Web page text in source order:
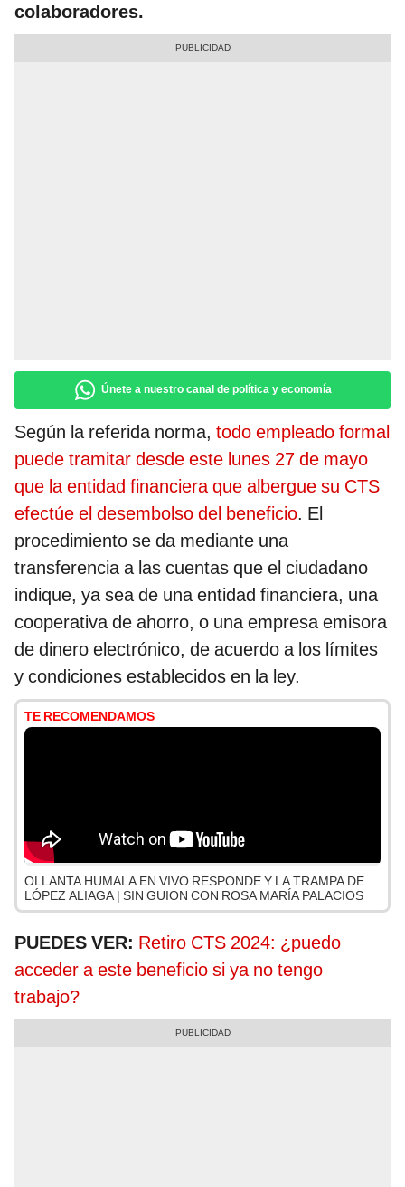
colaboradores.
Únete a nuestro canal de política y economía
Según la referida norma, todo empleado formal
puede tramitar desde este lunes 27 de mayo
que la entidad financiera que albergue su CTS
efectúe el desembolso del beneficio. El
procedimiento se da mediante una
transferencia a las cuentas que el ciudadano
indique, ya sea de una entidad financiera, una
cooperativa de ahorro, o una empresa emisora
de dinero electrónico, de acuerdo a los límites
y condiciones establecidos en la ley.
TE RECOMENDAMOS
OLLANTA HUMALA EN VIVO RESPONDE Y LA TRAMPA DE
LÓPEZ ALIAGA | SIN GUION CON ROSA MARÍA PALACIOS
PUEDES VER: Retiro CTS 2024: ¿puedo
acceder a este beneficio si ya no tengo
trabajo?